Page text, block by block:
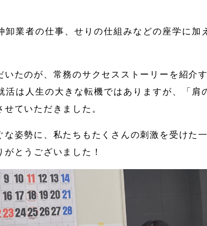
卸業者の仕事、せりの仕組みなどの座学に
いたのが、常務のサクセスストーリーを紹介
活は人生の大きな転機ではありますが、「
ていただきました。
な姿勢に、私たちもたくさんの刺激を受けた
とうございました！